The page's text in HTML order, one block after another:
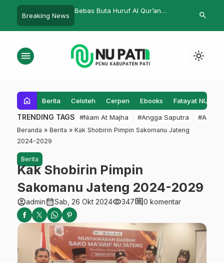
Breaking News
Bebas Buta Huruf Al Qur’an
Diterapkan Mahasiswa KKN
IPMAFA di Sentul
Kembalikan Marwah
Kekerasan Seksual Dihukum
search
menu light_mode
home Berita Celoteh Cerpen Ebooks Fatayat NU
TRENDING TAGS #Niam At Majha #Angga Saputra #Admin
Beranda » Berita » Kak Shobirin Pimpin Sakomanu Jateng
2024-2029
Berita
Kak Shobirin Pimpin
Sakomanu Jateng 2024-2029
account_circleadmincalendar_monthSab, 26 Okt 2024visibility347comment0 komentar